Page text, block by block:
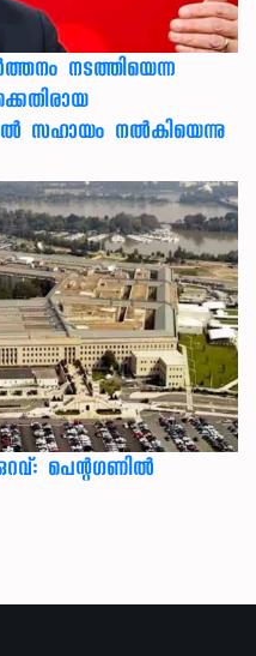
നടത്തിയെന്ന
സഹായം നല്‍കിയെന്നു
പെന്റഗണില്‍